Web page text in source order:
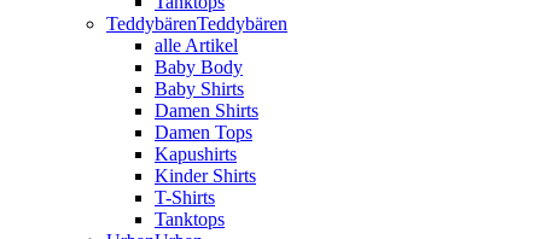
TeddybärenTeddybären
alle Artikel
Baby Body
Baby Shirts
Damen Shirts
Damen Tops
Kapushirts
Kinder Shirts
T-Shirts
Tanktops